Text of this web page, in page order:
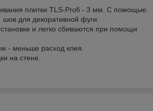
плитки TLS-Profi - 3 мм. С помощью
для декоративной фуги.
и легко сбиваются при помощи
- меньше расход клея.
на стене.